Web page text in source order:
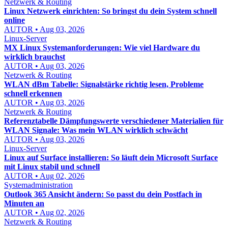
Netzwerk & Routing
Linux Netzwerk einrichten: So bringst du dein System schnell
online
AUTOR • Aug 03, 2026
Linux-Server
MX Linux Systemanforderungen: Wie viel Hardware du
wirklich brauchst
AUTOR • Aug 03, 2026
Netzwerk & Routing
WLAN dBm Tabelle: Signalstärke richtig lesen, Probleme
schnell erkennen
AUTOR • Aug 03, 2026
Netzwerk & Routing
Referenztabelle Dämpfungswerte verschiedener Materialien für
WLAN Signale: Was mein WLAN wirklich schwächt
AUTOR • Aug 03, 2026
Linux-Server
Linux auf Surface installieren: So läuft dein Microsoft Surface
mit Linux stabil und schnell
AUTOR • Aug 02, 2026
Systemadministration
Outlook 365 Ansicht ändern: So passt du dein Postfach in
Minuten an
AUTOR • Aug 02, 2026
Netzwerk & Routing